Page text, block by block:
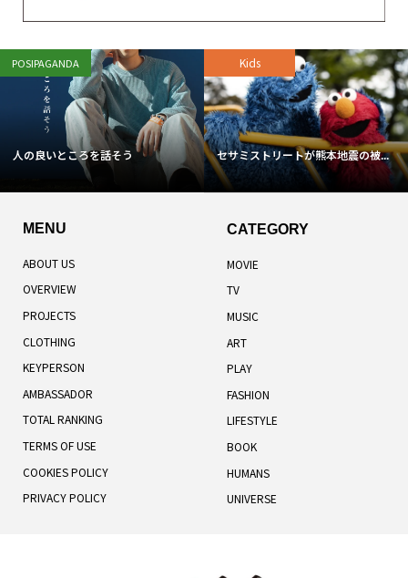
POSIPAGANDA
人の良いところを話そう
Kids
セサミストリートが熊本地震の被...
MENU
ABOUT US
OVERVIEW
PROJECTS
CLOTHING
KEYPERSON
AMBASSADOR
TOTAL RANKING
TERMS OF USE
COOKIES POLICY
PRIVACY POLICY
CATEGORY
MOVIE
TV
MUSIC
ART
PLAY
FASHION
LIFESTYLE
BOOK
HUMANS
UNIVERSE